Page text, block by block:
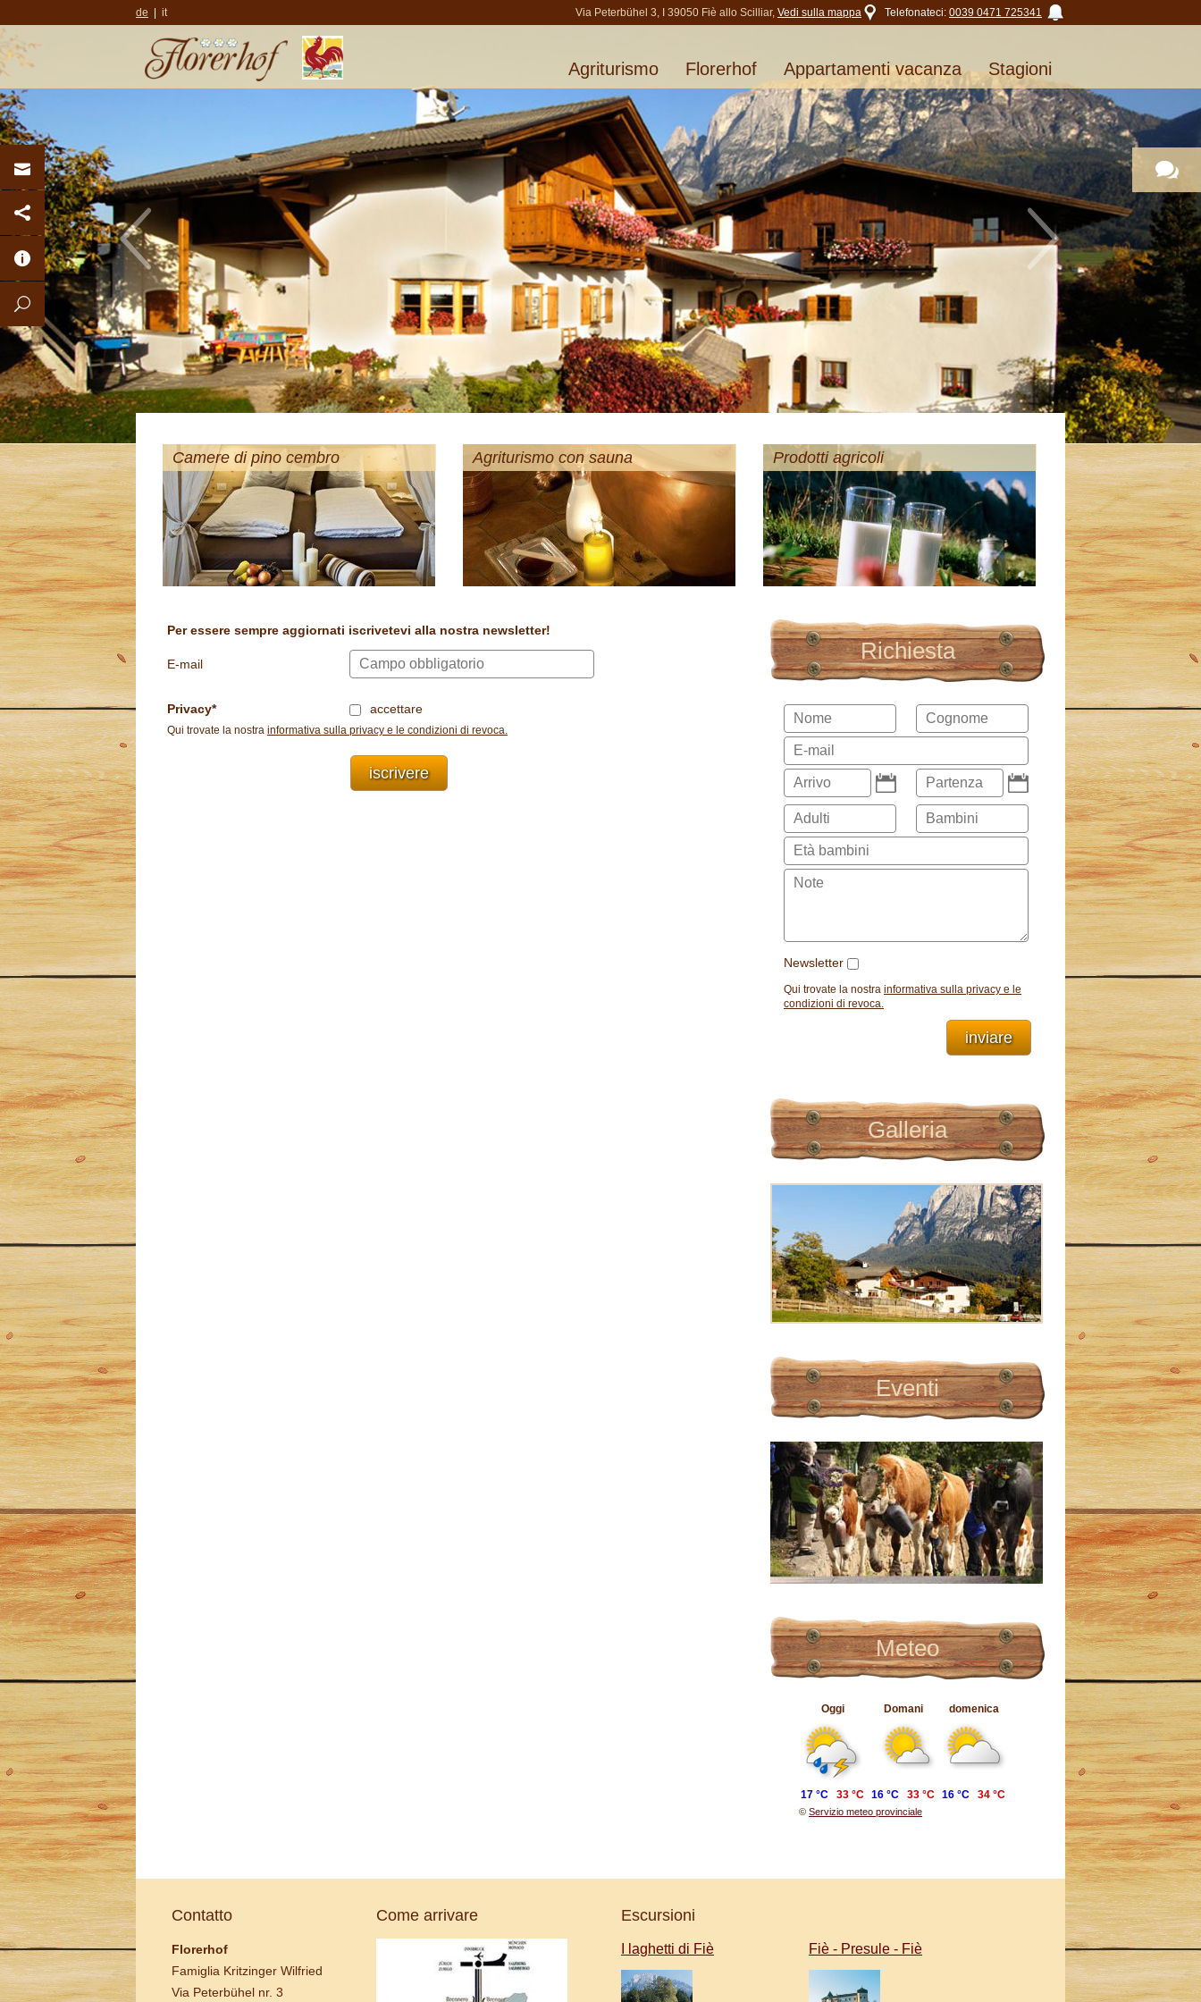
de it Via Peterbühel 3, I 39050 Fiè allo Scilliar, Vedi sulla mappa Telefonateci: 0039 0471 725341
Agriturismo Florerhof Appartamenti vacanza Stagioni
Camere di pino cembro Agriturismo con sauna Prodotti agricoli
Per essere sempre aggiornati iscrivetevi alla nostra newsletter!
E-mail
Privacy accettare
Qui trovate la nostra informativa sulla privacy e le condizioni di revoca.
iscrivere
Richiesta
Newsletter
Qui trovate la nostra informativa sulla privacy e le
condizioni di revoca.
inviare
Galleria
Eventi
Meteo
Oggi Domani domenica
© Servizio meteo provinciale
17 °C 33 °C 16 °C 33 °C 16 °C 34 °C
Contatto
Florerhof
Famiglia Kritzinger Wilfried
Via Peterbühel nr. 3
Come arrivare Escursioni
I laghetti di Fiè Fiè - Presule - Fiè